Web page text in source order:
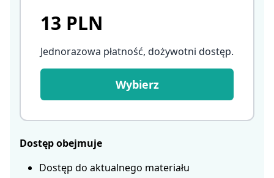
13 PLN
Jednorazowa płatność, dożywotni dostęp.
Wybierz
Dostęp obejmuje
Dostęp do aktualnego materiału